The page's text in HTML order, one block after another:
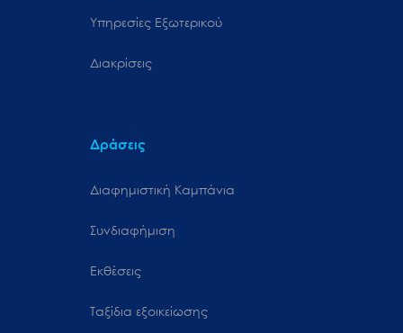
Υπηρεσίες Εξωτερικού
Διακρίσεις
Δράσεις
Διαφημιστική Καμπάνια
Συνδιαφήμιση
Εκθέσεις
Ταξίδια εξοικείωσης